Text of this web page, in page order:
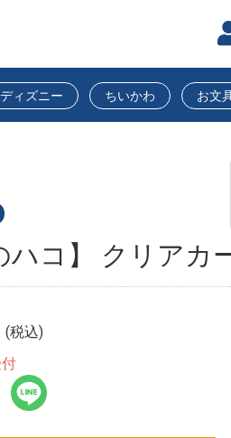
ディズニー ちいかわ お文
ハコ】 クリアカ
(税込)